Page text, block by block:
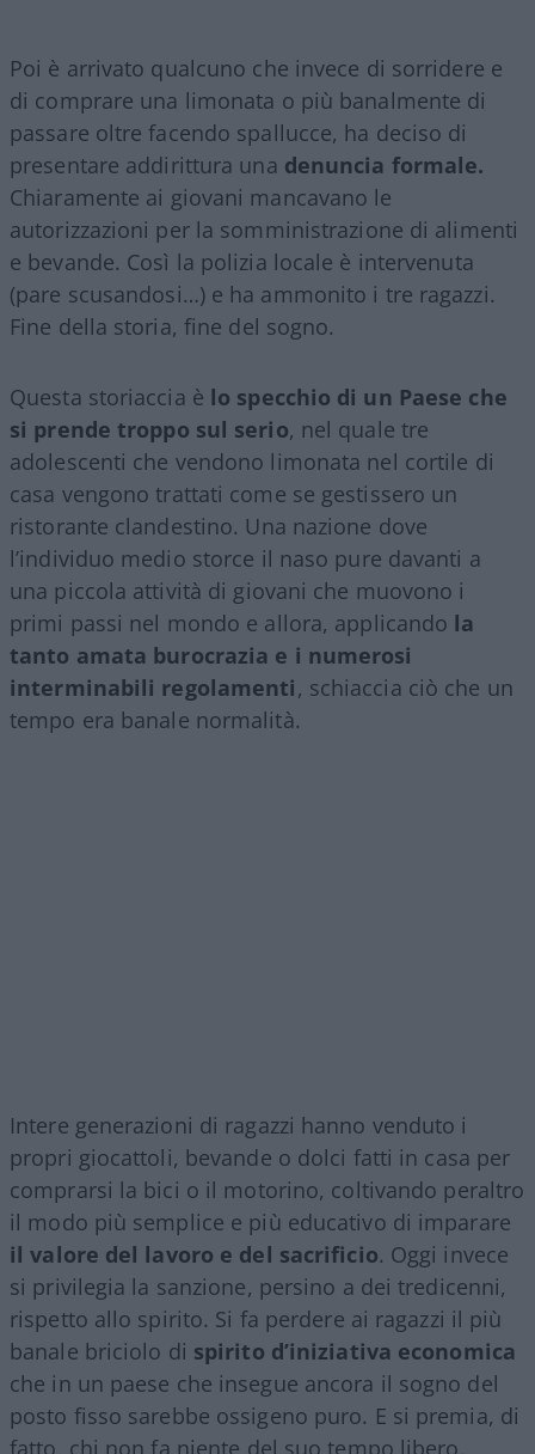
Poi è arrivato qualcuno che invece di sorridere e
di comprare una limonata o più banalmente di
passare oltre facendo spallucce, ha deciso di
presentare addirittura una denuncia formale.
Chiaramente ai giovani mancavano le
autorizzazioni per la somministrazione di alimenti
e bevande. Così la polizia locale è intervenuta
(pare scusandosi…) e ha ammonito i tre ragazzi.
Fine della storia, fine del sogno.
Questa storiaccia è lo specchio di un Paese che
si prende troppo sul serio, nel quale tre
adolescenti che vendono limonata nel cortile di
casa vengono trattati come se gestissero un
ristorante clandestino. Una nazione dove
l’individuo medio storce il naso pure davanti a
una piccola attività di giovani che muovono i
primi passi nel mondo e allora, applicando la
tanto amata burocrazia e i numerosi
interminabili regolamenti, schiaccia ciò che un
tempo era banale normalità.
Intere generazioni di ragazzi hanno venduto i
propri giocattoli, bevande o dolci fatti in casa per
comprarsi la bici o il motorino, coltivando peraltro
il modo più semplice e più educativo di imparare
il valore del lavoro e del sacrificio. Oggi invece
si privilegia la sanzione, persino a dei tredicenni,
rispetto allo spirito. Si fa perdere ai ragazzi il più
banale briciolo di spirito d’iniziativa economica
che in un paese che insegue ancora il sogno del
posto fisso sarebbe ossigeno puro. E si premia, di
fatto, chi non fa niente del suo tempo libero.